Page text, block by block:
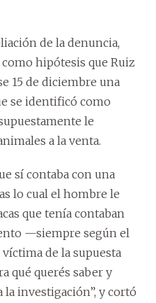
de la denuncia,
hipótesis que Ruiz
15 de diciembre una
se identificó como
le
a la venta.
sí contaba con una
lo cual el hombre le
que tenía contaban
—siempre según el
de la supuesta
qué querés saber y
la investigación”, y cortó